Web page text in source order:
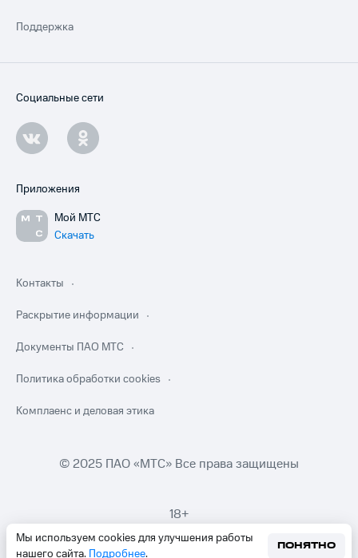
Мы используем cookies для улучшения работы
нашего сайта. Подробнее.
ПОНЯТНО
Поддержка
Социальные сети
Приложения
Мой МТС
Скачать
Контакты
Раскрытие информации
Документы ПАО МТС
Политика обработки cookies
Комплаенс и деловая этика
© 2025 ПАО «МТС» Все права защищены
18+